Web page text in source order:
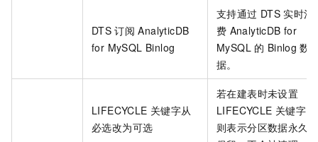
DTS 订阅 AnalyticDB
for MySQL Binlog
支持通过 DTS 实时消
费 AnalyticDB for
MySQL 的 Binlog 数
据。
LIFECYCLE 关键字从
必选改为可选
若在建表时未设置
LIFECYCLE 关键字，
则表示分区数据永久